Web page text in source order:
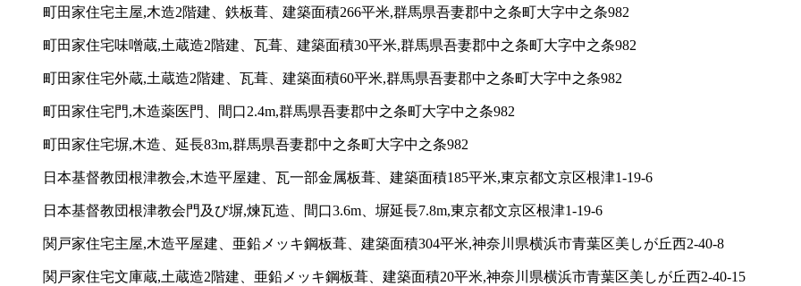
町田家住宅主屋,木造2階建、鉄板葺、建築面積266平米,群馬県吾妻郡中之条町大字中之条982
町田家住宅味噌蔵,土蔵造2階建、瓦葺、建築面積30平米,群馬県吾妻郡中之条町大字中之条982
町田家住宅外蔵,土蔵造2階建、瓦葺、建築面積60平米,群馬県吾妻郡中之条町大字中之条982
町田家住宅門,木造薬医門、間口2.4m,群馬県吾妻郡中之条町大字中之条982
町田家住宅塀,木造、延長83m,群馬県吾妻郡中之条町大字中之条982
日本基督教団根津教会,木造平屋建、瓦一部金属板葺、建築面積185平米,東京都文京区根津1-19-6
日本基督教団根津教会門及び塀,煉瓦造、間口3.6m、塀延長7.8m,東京都文京区根津1-19-6
関戸家住宅主屋,木造平屋建、亜鉛メッキ鋼板葺、建築面積304平米,神奈川県横浜市青葉区美しが丘西2-40-8
関戸家住宅文庫蔵,土蔵造2階建、亜鉛メッキ鋼板葺、建築面積20平米,神奈川県横浜市青葉区美しが丘西2-40-15